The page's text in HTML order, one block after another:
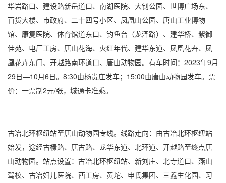
华岩路口、建设路新岳道口、南湖医院、大钊公园、世博广场东、
百货大楼、市政府、二十四号小区、凤凰山公园、唐山工业博物
馆、康复医院、体育馆道东口、钓鱼台（龙泽路）、建华桥、紫御
佳苑、电厂工房、唐山花海、火红年代、建华东道、凤凰花卉、凤
凰花卉东门、开越路南环道口、唐山动物园。有车时间：2023年9月
29日—10月6日。8:30由杨贵庄发车；15:00由唐山动物园发车。票
价：一票制2元/张，城通卡准乘。
古冶北环枢纽站至唐山动物园专线。线路走向：由古冶北环枢纽站
始发，途经古榛路、唐古路、龙华东道、北环道、开越路至终点唐
山动物园。站点设置：古冶北环枢纽站、新刘庄、北寺道口、燕山
驾校、古冶妇儿医院、西工房、黄坨、申氏集团、三鑫生化园、习